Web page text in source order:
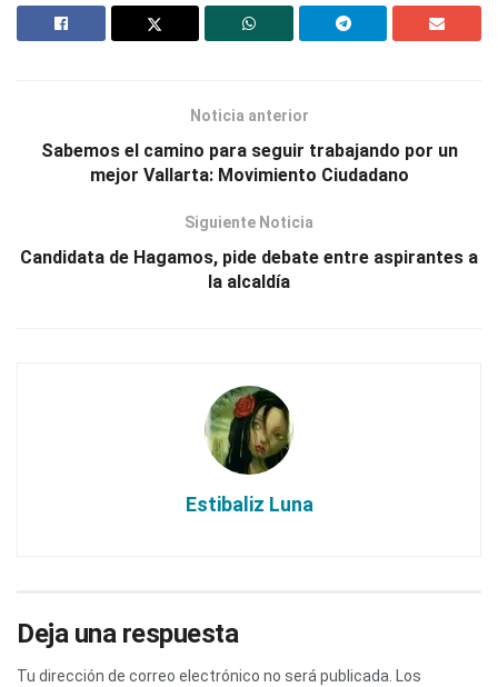
Noticia anterior
Sabemos el camino para seguir trabajando por un
mejor Vallarta: Movimiento Ciudadano
Siguiente Noticia
Candidata de Hagamos, pide debate entre aspirantes a
la alcaldía
Estibaliz Luna
Deja una respuesta
Tu dirección de correo electrónico no será publicada.
Los